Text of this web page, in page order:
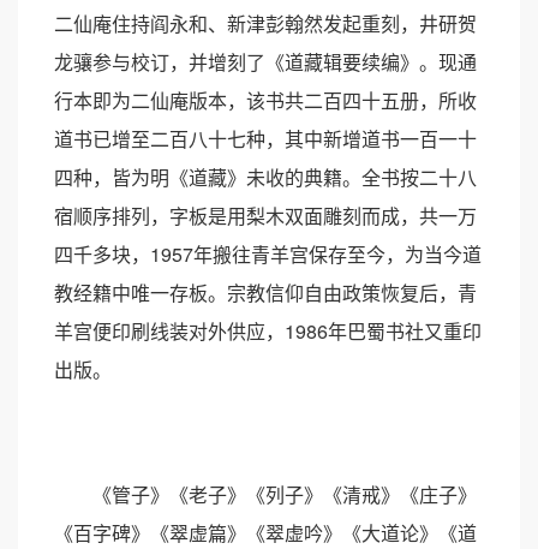
二仙庵住持阎永和、新津彭翰然发起重刻，井研贺
龙骧参与校订，并增刻了《道藏辑要续编》。现通
行本即为二仙庵版本，该书共二百四十五册，所收
道书已增至二百八十七种，其中新增道书一百一十
四种，皆为明《道藏》未收的典籍。全书按二十八
宿顺序排列，字板是用梨木双面雕刻而成，共一万
四千多块，1957年搬往青羊宫保存至今，为当今道
教经籍中唯一存板。宗教信仰自由政策恢复后，青
羊宫便印刷线装对外供应，1986年巴蜀书社又重印
出版。
《管子》《老子》《列子》《清戒》《庄子》
《百字碑》《翠虚篇》《翠虚吟》《大道论》《道